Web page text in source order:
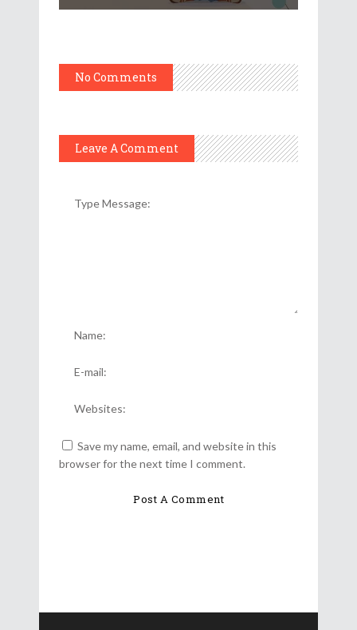
No Comments
Leave A Comment
Save my name, email, and website in this
browser for the next time I comment.